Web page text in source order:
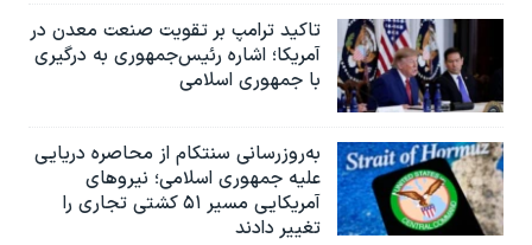
تاکید ترامپ بر تقویت صنعت معدن در
آمریکا؛ اشاره رئیس‌جمهوری به درگیری
با جمهوری اسلامی
به‌روزرسانی سنتکام از محاصره دریایی
علیه جمهوری اسلامی؛ نیروهای
آمریکایی مسیر ۵۱ کشتی تجاری را
تغییر دادند